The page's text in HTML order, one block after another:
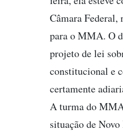
Câmara Federal,
para o MMA. O
projeto de lei
constitucional e
certamente
A turma do
situação de